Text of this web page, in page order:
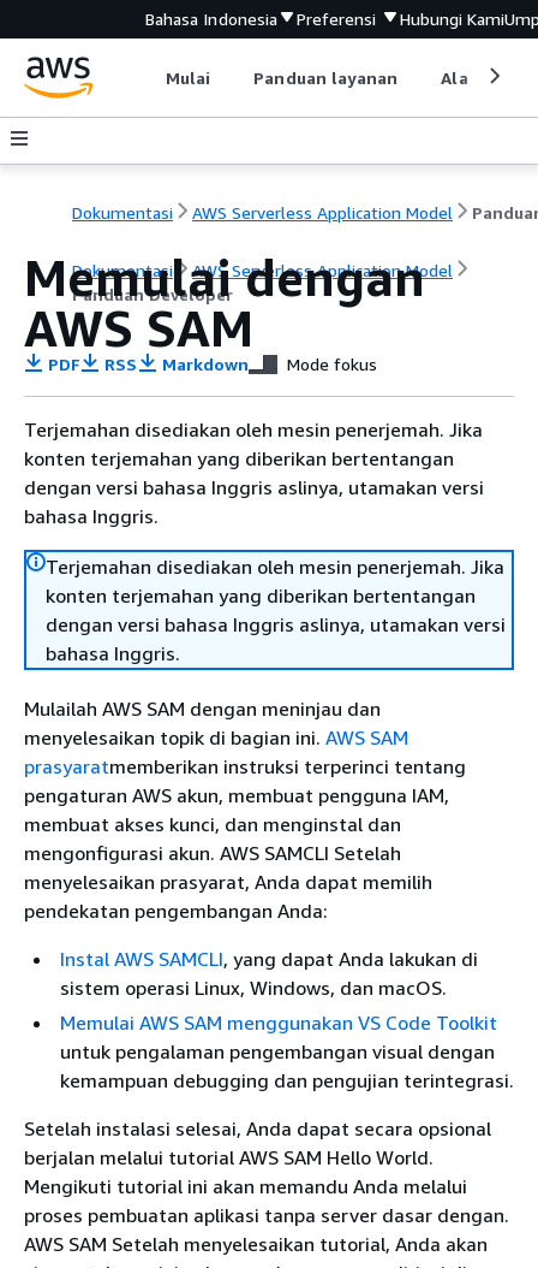
Bahasa Indonesia Preferensi Hubungi Kami
Mulai Panduan layanan Alat
Dokumentasi AWS Serverless Application Model
Dokumentasi
AWS Serverless Application Model
Panduan Developer
Memulai dengan
AWS SAM
PDF RSS Markdown Mode fokus
Terjemahan disediakan oleh mesin penerjemah. Jika
konten terjemahan yang diberikan bertentangan
dengan versi bahasa Inggris aslinya, utamakan versi
bahasa Inggris.
Terjemahan disediakan oleh mesin penerjemah. Jika
konten terjemahan yang diberikan bertentangan
dengan versi bahasa Inggris aslinya, utamakan versi
bahasa Inggris.
Mulailah AWS SAM dengan meninjau dan
menyelesaikan topik di bagian ini. AWS SAM
prasyaratmemberikan instruksi terperinci tentang
pengaturan AWS akun, membuat pengguna IAM,
membuat akses kunci, dan menginstal dan
mengonfigurasi akun. AWS SAMCLI Setelah
menyelesaikan prasyarat, Anda dapat memilih
pendekatan pengembangan Anda:
Instal AWS SAMCLI, yang dapat Anda lakukan di
sistem operasi Linux, Windows, dan macOS.
Memulai AWS SAM menggunakan VS Code Toolkit
untuk pengalaman pengembangan visual dengan
kemampuan debugging dan pengujian terintegrasi.
Setelah instalasi selesai, Anda dapat secara opsional
berjalan melalui tutorial AWS SAM Hello World.
Mengikuti tutorial ini akan memandu Anda melalui
proses pembuatan aplikasi tanpa server dasar dengan.
AWS SAM Setelah menyelesaikan tutorial, Anda akan